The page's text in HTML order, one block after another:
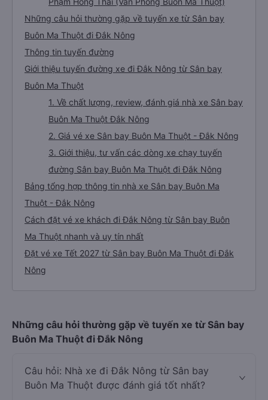
Những câu hỏi thường gặp về tuyến xe từ Sân bay
Buôn Ma Thuột đi Đắk Nông
Thông tin tuyến đường
Giới thiệu tuyến đường xe đi Đắk Nông từ Sân bay
Buôn Ma Thuột
1. Về chất lượng, review, đánh giá nhà xe Sân bay
Buôn Ma Thuột Đắk Nông
2. Giá vé xe Sân bay Buôn Ma Thuột - Đắk Nông
3. Giới thiệu, tư vấn các dòng xe chạy tuyến
đường Sân bay Buôn Ma Thuột đi Đắk Nông
Bảng tổng hợp thông tin nhà xe Sân bay Buôn Ma
Thuột - Đắk Nông
Cách đặt vé xe khách đi Đắk Nông từ Sân bay Buôn
Ma Thuột nhanh và uy tín nhất
Đặt vé xe Tết 2027 từ Sân bay Buôn Ma Thuột đi Đắk
Nông
Những câu hỏi thường gặp về tuyến xe từ Sân bay
Buôn Ma Thuột đi Đắk Nông
Câu hỏi: Nhà xe đi Đắk Nông từ Sân bay
Buôn Ma Thuột được đánh giá tốt nhất?